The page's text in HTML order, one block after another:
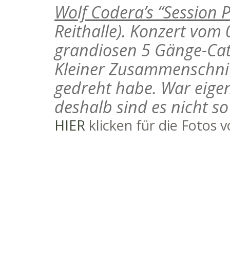
Wolf Codera’s
Reithalle). Konzert
grandiosen 5 Gänge-
Kleiner
gedreht habe. War
deshalb sind es nicht
HIER klicken für die Fotos